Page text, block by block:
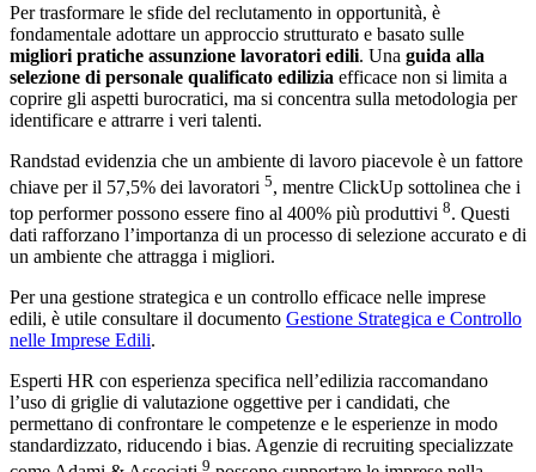
Per trasformare le sfide del reclutamento in opportunità, è
fondamentale adottare un approccio strutturato e basato sulle
migliori pratiche assunzione lavoratori edili. Una guida alla
selezione di personale qualificato edilizia efficace non si limita a
coprire gli aspetti burocratici, ma si concentra sulla metodologia per
identificare e attrarre i veri talenti.
Randstad evidenzia che un ambiente di lavoro piacevole è un fattore
chiave per il 57,5% dei lavoratori 5, mentre ClickUp sottolinea che i
top performer possono essere fino al 400% più produttivi 8. Questi
dati rafforzano l’importanza di un processo di selezione accurato e di
un ambiente che attragga i migliori.
Per una gestione strategica e un controllo efficace nelle imprese
edili, è utile consultare il documento Gestione Strategica e Controllo
nelle Imprese Edili.
Esperti HR con esperienza specifica nell’edilizia raccomandano
l’uso di griglie di valutazione oggettive per i candidati, che
permettano di confrontare le competenze e le esperienze in modo
standardizzato, riducendo i bias. Agenzie di recruiting specializzate
9